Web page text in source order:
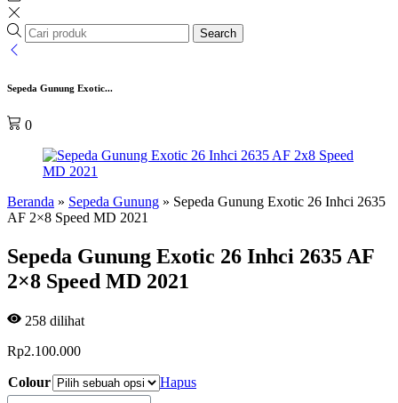
Search
Sepeda Gunung Exotic...
0
Beranda » Sepeda Gunung » Sepeda Gunung Exotic 26 Inhci 2635
AF 2×8 Speed MD 2021
Sepeda Gunung Exotic 26 Inhci 2635 AF
2×8 Speed MD 2021
258 dilihat
Rp2.100.000
Colour Hapus